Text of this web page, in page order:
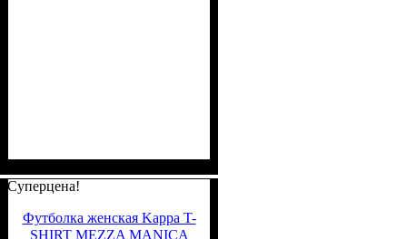
Суперцена!
Футболка женская Kappa T-
SHIRT MEZZA MANICA